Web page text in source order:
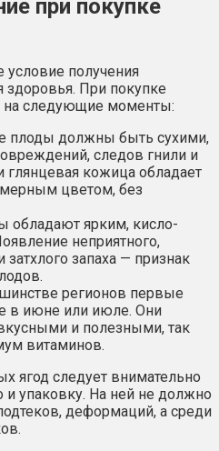
при покупке
условие получения
При покупке
на следующие моменты:
плоды должны быть сухими,
следов гнили и
глянцевая кожица обладает
цветом, без
обладают ярким, кисло-
неприятного,
запаха — признак
регионов первые
в июне или июле. Они
и полезными, так
витаминов.
ягод следует внимательно
и упаковку. На ней не должно
деформаций, а среди